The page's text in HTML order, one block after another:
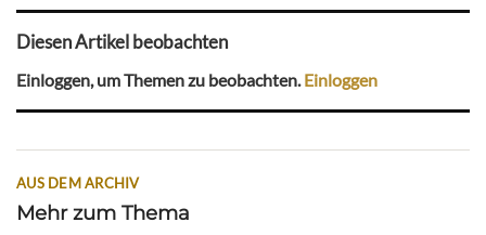
Diesen Artikel beobachten
Einloggen, um Themen zu beobachten.Einloggen
AUS DEM ARCHIV
Mehr zum Thema